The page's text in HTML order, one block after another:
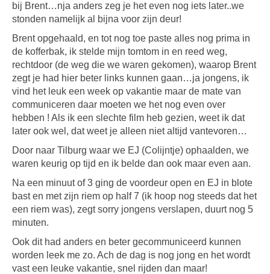
bij Brent…nja anders zeg je het even nog iets later..we
stonden namelijk al bijna voor zijn deur!
Brent opgehaald, en tot nog toe paste alles nog prima in
de kofferbak, ik stelde mijn tomtom in en reed weg,
rechtdoor (de weg die we waren gekomen), waarop Brent
zegt je had hier beter links kunnen gaan…ja jongens, ik
vind het leuk een week op vakantie maar de mate van
communiceren daar moeten we het nog even over
hebben ! Als ik een slechte film heb gezien, weet ik dat
later ook wel, dat weet je alleen niet altijd vantevoren…
Door naar Tilburg waar we EJ (Colijntje) ophaalden, we
waren keurig op tijd en ik belde dan ook maar even aan.
Na een minuut of 3 ging de voordeur open en EJ in blote
bast en met zijn riem op half 7 (ik hoop nog steeds dat het
een riem was), zegt sorry jongens verslapen, duurt nog 5
minuten.
Ook dit had anders en beter gecommuniceerd kunnen
worden leek me zo. Ach de dag is nog jong en het wordt
vast een leuke vakantie, snel rijden dan maar!